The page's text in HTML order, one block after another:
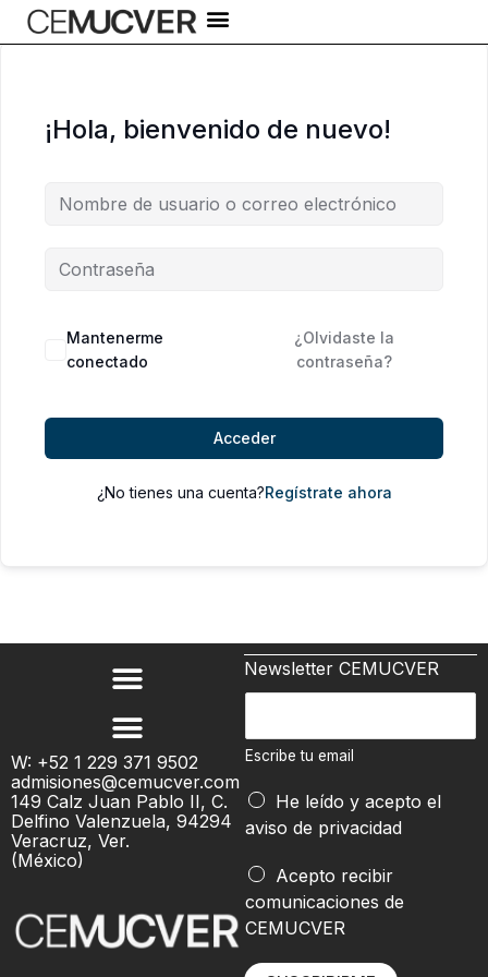
al
¡Hola, bienvenido de nuevo!
Alternative:
Mantenerme
conectado
¿Olvidaste la
contraseña?
Acceder
¿No tienes una cuenta?Regístrate ahora
W: +52 1 229 371 9502
admisiones@cemucver.com
149 Calz Juan Pablo II, C.
Delfino Valenzuela, 94294
Veracruz, Ver.
(México)
Newsletter CEMUCVER
c
i
b
e
u
e
m
Escribe tu email
e
l
t
He leído y acepto el
aviso de privacidad
Acepto recibir
comunicaciones de
CEMUCVER